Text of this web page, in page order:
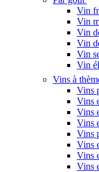
Vin
Vin
Vin
Vin
Vin
Vin
Vins à
Vins
Vins
Vins
Vins
Vins
Vins
Vins
Vins